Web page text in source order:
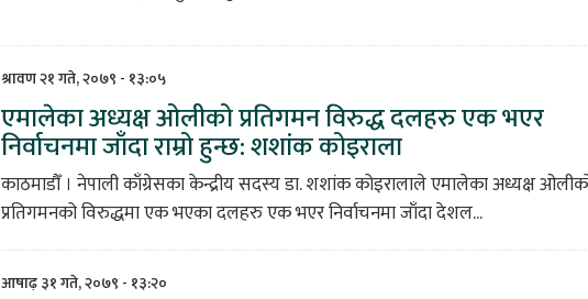
श्रावण २१ गते, २०७९ - १३:०५
एमालेका अध्यक्ष ओलीको प्रतिगमन विरुद्ध दलहरु एक भएर
निर्वाचनमा जाँदा राम्रो हुन्छ: शशांक कोइराला
काठमाडौँ । नेपाली काँग्रेसका केन्द्रीय सदस्य डा. शशांक कोइरालाले एमालेका अध्यक्ष
प्रतिगमनको विरुद्धमा एक भएका दलहरु एक भएर निर्वाचनमा जाँदा देशल...
आषाढ़ ३१ गते, २०७९ - १३:२०